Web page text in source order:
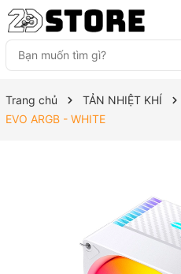
Trang chủ TẢN NHIỆT KHÍ
EVO ARGB - WHITE